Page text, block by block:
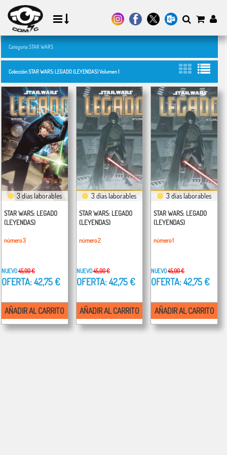
Categoría STAR WARS
Colección STAR WARS: LEGADO (LEYENDAS) Volumen 1
3 días laborables
STAR WARS: LEGADO
(LEYENDAS)
número 3
NUEVO45,00 €
OFERTA: 42,75 €
AÑADIR AL CARRITO
3 días laborables
STAR WARS: LEGADO
(LEYENDAS)
número 2
NUEVO45,00 €
OFERTA: 42,75 €
AÑADIR AL CARRITO
3 días laborables
STAR WARS: LEGADO
(LEYENDAS)
número 1
NUEVO45,00 €
OFERTA: 42,75 €
AÑADIR AL CARRITO